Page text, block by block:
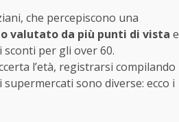
che percepiscono una
valutato da più punti di vista e
per gli over 60.
l’età, registrarsi compilando
sono diverse: ecco i